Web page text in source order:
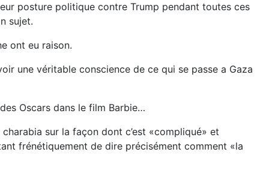
posture politique contre Trump pendant toutes ces
sujet.
ont eu raison.
une véritable conscience de ce qui se passe a Gaza
Oscars dans le film Barbie…
sur la façon dont c’est «compliqué» et
frénétiquement de dire précisément comment «la